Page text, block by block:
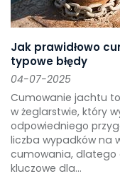
Jak prawidłowo
typowe błędy
04-07-2025
Cumowanie jachtu
w żeglarstwie, który
odpowiedniego
liczba wypadków na
cumowania, dlatego
kluczowe dla...